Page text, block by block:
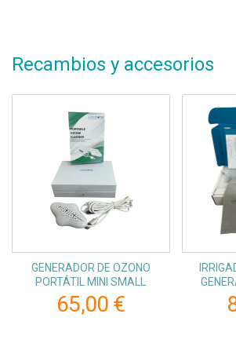
Recambios y accesorios
GENERADOR DE OZONO
PORTÁTIL MINI SMALL
65,00 €